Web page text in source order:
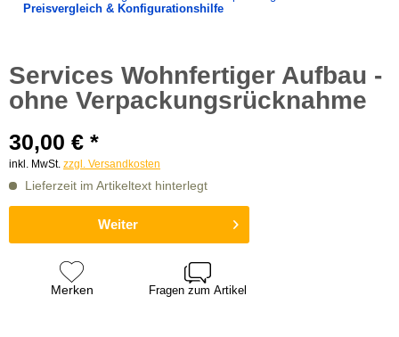
Preisvergleich & Konfigurationshilfe
Services Wohnfertiger Aufbau -
ohne Verpackungsrücknahme
30,00 € *
inkl. MwSt. zzgl. Versandkosten
Lieferzeit im Artikeltext hinterlegt
Weiter
Merken Fragen zum Artikel